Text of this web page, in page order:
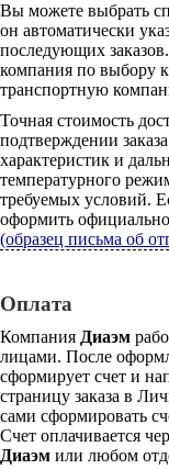
Вы можете выбрать
он автоматически
последующих
компания по выбору
транспортную
Точная стоимость
подтверждении
характеристик и
температурного
требуемых условий.
оформить
(образец письма об
Оплата
Компания Диаэм
лицами. После
сформирует счет и
страницу заказа в
сами сформировать
Счет оплачивается
Диаэм или любом